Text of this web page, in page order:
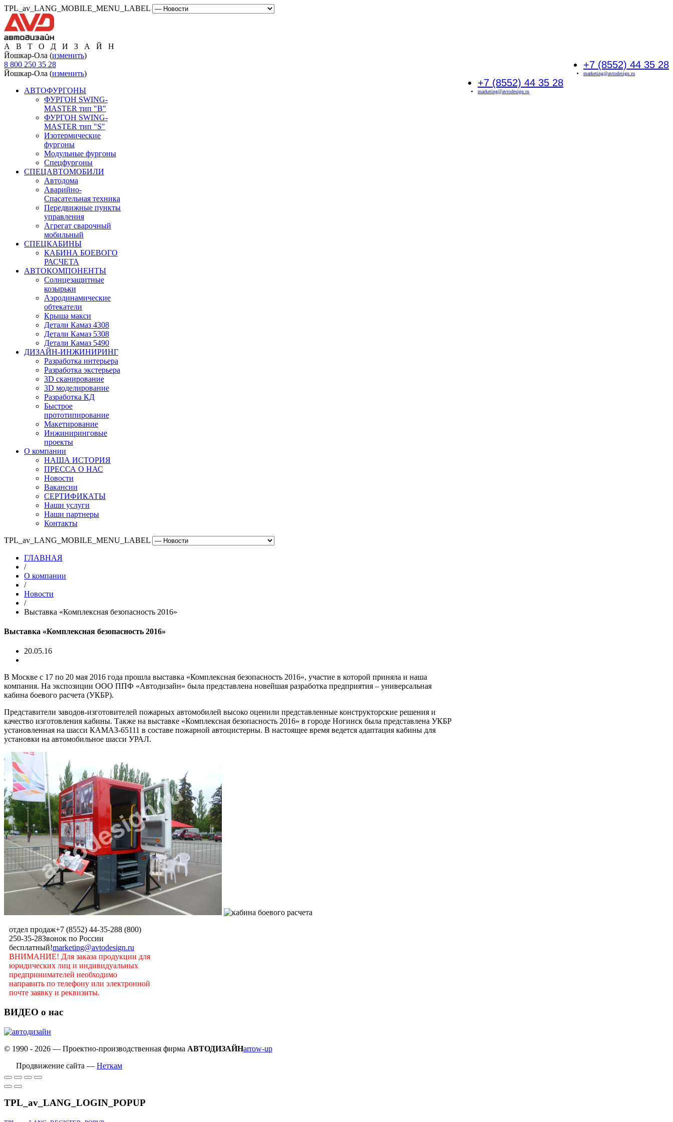
TPL_av_LANG_MOBILE_MENU_LABEL
А В Т О Д И З А Й Н
+7 (8552) 44 35 28
marketing@avtodesign.ru
Йошкар-Ола (изменить)
8 800 250 35 28
+7 (8552) 44 35 28
marketing@avtodesign.ru
Йошкар-Ола (изменить)
АВТОФУРГОНЫ
ФУРГОН SWING-
MASTER тип "B"
ФУРГОН SWING-
MASTER тип "S"
Изотермические
фургоны
Модульные фургоны
Спецфургоны
СПЕЦАВТОМОБИЛИ
Автодома
Аварийно-
Спасательная техника
Передвижные пункты
управления
Агрегат сварочный
мобильный
СПЕЦКАБИНЫ
КАБИНА БОЕВОГО
РАСЧЕТА
АВТОКОМПОНЕНТЫ
Солнцезащитные
козырьки
Аэродинамические
обтекатели
Крыша макси
Детали Камаз 4308
Детали Камаз 5308
Детали Камаз 5490
ДИЗАЙН-ИНЖИНИРИНГ
Разработка интерьера
Разработка экстерьера
3D сканирование
3D моделирование
Разработка КД
Быстрое
прототипирование
Макетирование
Инжиниринговые
проекты
О компании
НАША ИСТОРИЯ
ПРЕССА О НАС
Новости
Вакансии
СЕРТИФИКАТЫ
Наши услуги
Наши партнеры
Контакты
TPL_av_LANG_MOBILE_MENU_LABEL
ГЛАВНАЯ
/
О компании
/
Новости
/
Выставка «Комплексная безопасность 2016»
Выставка «Комплексная безопасность 2016»
20.05.16
В Москве с 17 по 20 мая 2016 года прошла выставка «Комплексная безопасность 2016», участие в которой приняла и наша
компания. На экспозиции ООО ППФ «Автодизайн» была представлена новейшая разработка предприятия – универсальная
кабина боевого расчета (УКБР).
Представители заводов-изготовителей пожарных автомобилей высоко оценили представленные конструкторские решения и
качество изготовления кабины. Также на выставке «Комплексная безопасность 2016» в городе Ногинск была представлена УКБР
установленная на шасси КАМАЗ-65111 в составе пожарной автоцистерны. В настоящее время ведется адаптация кабины для
установки на автомобильное шасси УРАЛ.
отдел продаж+7 (8552) 44-35-288 (800)
250-35-28Звонок по России
бесплатный!marketing@avtodesign.ru
ВНИМАНИЕ! Для заказа продукции для
юридических лиц и индивидуальных
предпринимателей необходимо
направить по телефону или электронной
почте заявку и реквизиты.
ВИДЕО о нас
© 1990 - 2026 — Проектно-производственная фирма АВТОДИЗАЙНarrow-up
Продвижение сайта — Неткам
TPL_av_LANG_LOGIN_POPUP